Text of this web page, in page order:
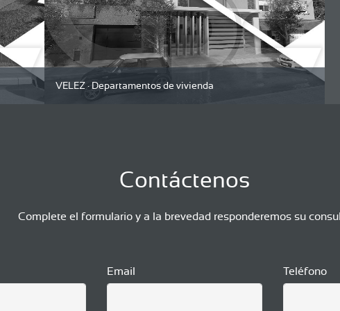
VELEZ · Departamentos de vivienda
Contáctenos
Complete el formulario y a la brevedad responderemos su
Email Teléfono